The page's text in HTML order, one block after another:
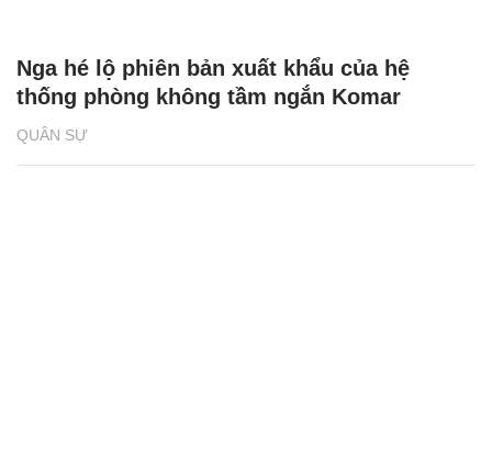
QUÂN SỰ
Nga hé lộ phiên bản xuất khẩu của hệ
thống phòng không tầm ngắn Komar